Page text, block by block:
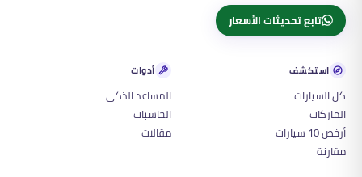
تابع تحديثات الأسعار
استكشف
كل السيارات
الماركات
أرخص 10 سيارات
مقارنة
أدوات
المساعد الذكي
الحاسبات
مقالات